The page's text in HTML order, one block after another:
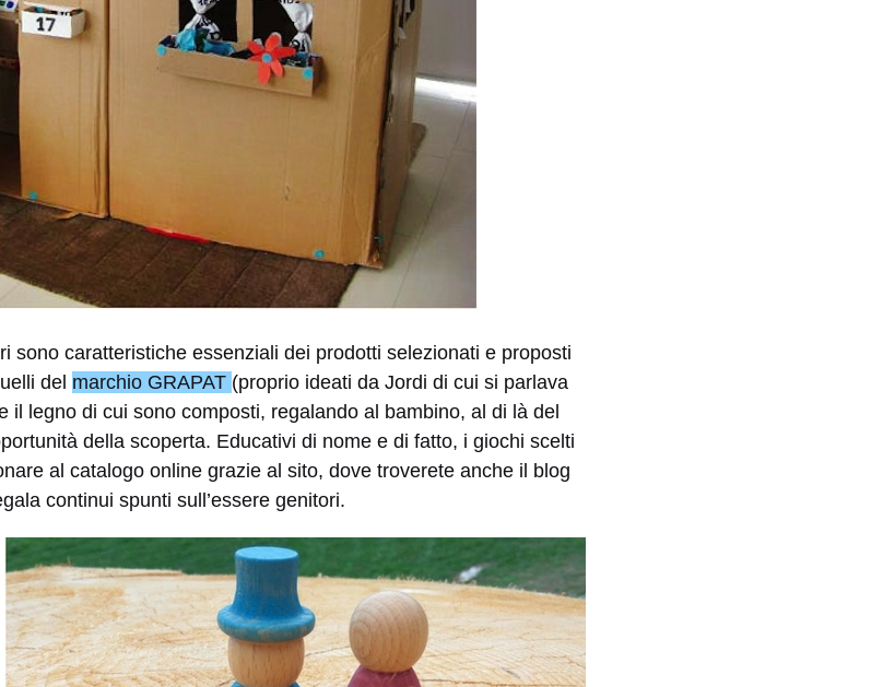
sono caratteristiche essenziali dei prodotti selezionati e proposti
del marchio GRAPAT (proprio ideati da Jordi di cui si parlava
il legno di cui sono composti, regalando al bambino, al di là del
della scoperta. Educativi di nome e di fatto, i giochi scelti
al catalogo online grazie al sito, dove troverete anche il blog
continui spunti sull’essere genitori.